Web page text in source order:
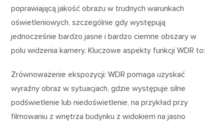
poprawiającą jakość obrazu w trudnych warunkach
oświetleniowych, szczególnie gdy występują
jednocześnie bardzo jasne i bardzo ciemne obszary w
polu widzenia kamery. Kluczowe aspekty funkcji WDR to:
Zrównoważenie ekspozycji: WDR pomaga uzyskać
wyraźny obraz w sytuacjach, gdzie występuje silne
podświetlenie lub niedoświetlenie, na przykład przy
filmowaniu z wnętrza budynku z widokiem na jasno